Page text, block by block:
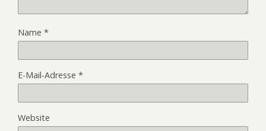
Name *
E-Mail-Adresse *
Website